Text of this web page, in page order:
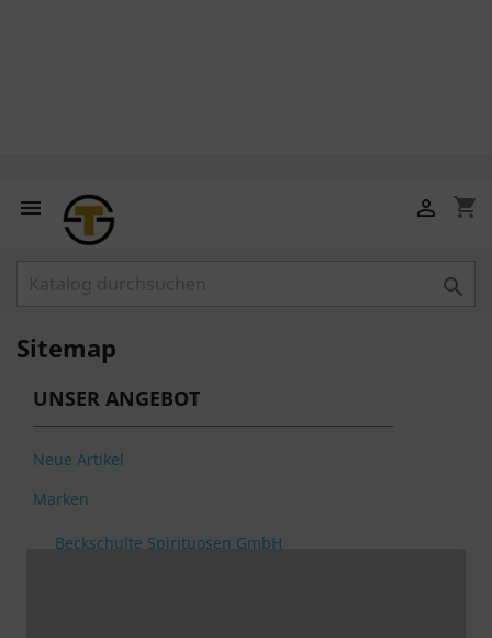
 shopping_cart


Sitemap
UNSER ANGEBOT
Neue Artikel
Marken
Beckschulte Spirituosen GmbH